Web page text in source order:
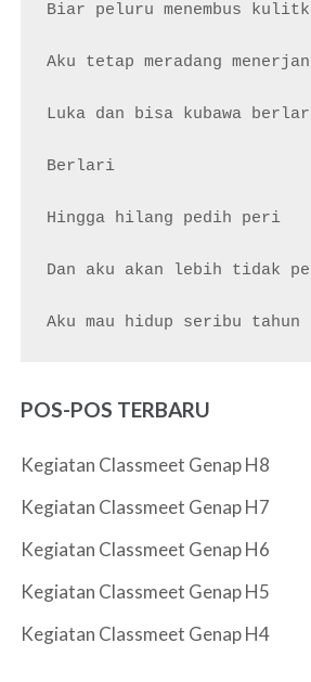
Biar peluru menembus
Aku tetap meradang
Luka dan bisa kubawa
Berlari
Hingga hilang pedih peri
Dan aku akan lebih tidak
POS-POS TERBARU
Kegiatan Classmeet Genap H8
Kegiatan Classmeet Genap H7
Kegiatan Classmeet Genap H6
Kegiatan Classmeet Genap H5
Kegiatan Classmeet Genap H4